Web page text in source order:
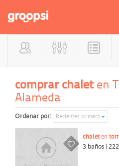
comprar chalet en
Alameda
Ordenar por: Recientes primero
chalet en
3 baños |